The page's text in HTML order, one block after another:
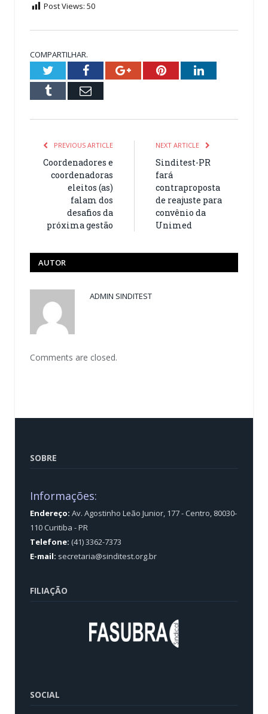
Post Views: 50
COMPARTILHAR.
TwitterFacebookGoogle+PinterestLinkedIn
Tumblr Email
PREVIOUS ARTICLE
Coordenadores e
coordenadoras
eleitos (as)
falam dos
desafios da
próxima gestão
NEXT ARTICLE
Sinditest-PR
fará
contraproposta
de reajuste para
convênio da
Unimed
AUTOR
ADMIN SINDITEST
Comments are closed.
SOBRE
Informações:
Endereço: Av. Agostinho Leão Junior, 177 - Centro, 80030-
110 Curitiba - PR
Telefone: (41) 3362-7373
E-mail: secretaria@sinditest.org.br
FILIAÇÃO
SOCIAL